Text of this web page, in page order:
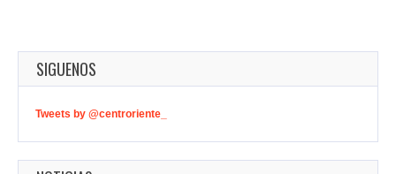
SIGUENOS
Tweets by @centroriente_